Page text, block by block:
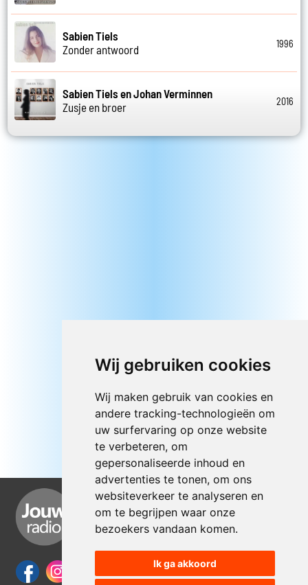
Wij gebruiken cookies
Wij maken gebruik van cookies en
andere tracking-technologieën om
uw surfervaring op onze website
te verbeteren, om
gepersonaliseerde inhoud en
advertenties te tonen, om ons
websiteverkeer te analyseren en
om te begrijpen waar onze
bezoekers vandaan komen.
Ik ga akkoord
Sabien Tiels
Zonder antwoord
1996
Sabien Tiels en Johan Verminnen
Zusje en broer
2016